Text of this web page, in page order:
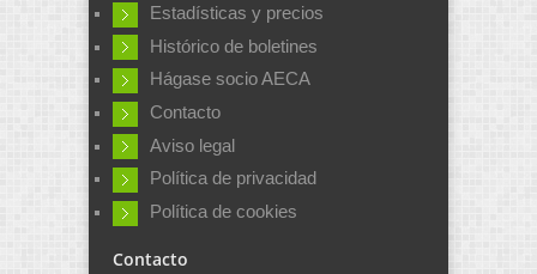
Estadísticas y precios
Histórico de boletines
Hágase socio AECA
Contacto
Aviso legal
Política de privacidad
Política de cookies
Contacto